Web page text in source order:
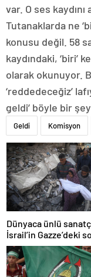
var. O ses
Tutanaklarda ne
konusu değil. 58
kaydındaki, ‘biri’
olarak okunuyor.
‘reddedeceğiz’
geldi’ böyle bir
Geldi Komisyon
Dünyaca ünlü
İsrail’in Gazze’deki
kınadı